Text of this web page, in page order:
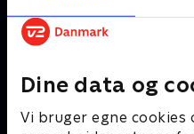
Dine data og
Vi bruger egne cookies
Andre så også